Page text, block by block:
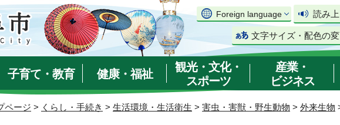
Foreign language 読み
文字サイズ・配色の
子育て・教育 健康・福祉
観光・文化・
スポーツ
産業・
ビジネス
ページ > くらし・手続き > 生活環境・生活衛生 > 害虫・害獣・野生動物 > 外来生物